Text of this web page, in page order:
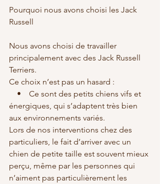
Pourquoi nous avons choisi les Jack
Russell
Nous avons choisi de travailler
principalement avec des Jack Russell
Terriers.
Ce choix n’est pas un hasard :
•    Ce sont des petits chiens vifs et
énergiques, qui s’adaptent très bien
aux environnements variés.
Lors de nos interventions chez des
particuliers, le fait d’arriver avec un
chien de petite taille est souvent mieux
perçu, même par les personnes qui
n’aiment pas particulièrement les